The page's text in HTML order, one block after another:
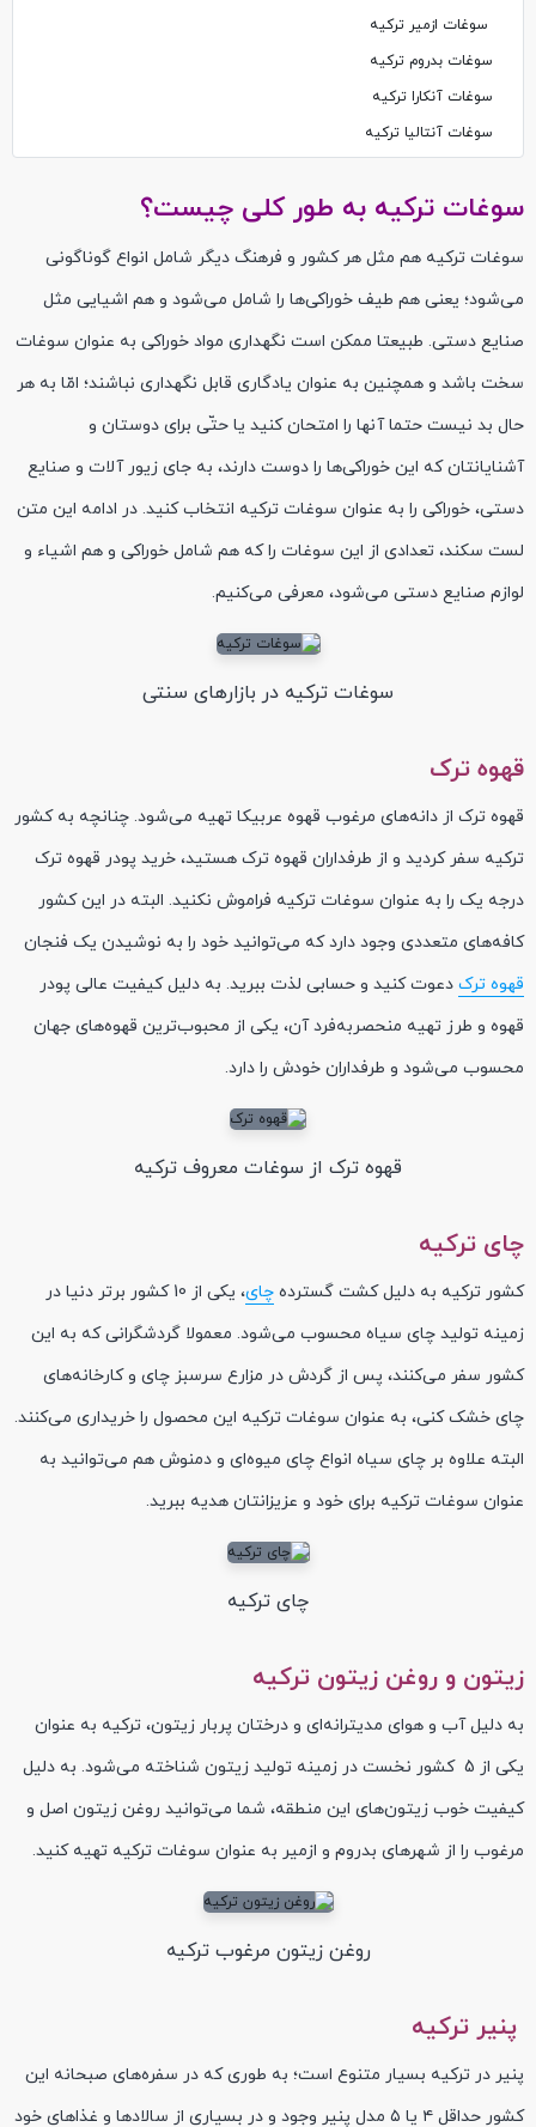
سوغات ازمیر ترکیه
سوغات بدروم ترکیه
سوغات آنکارا ترکیه
سوغات آنتالیا ترکیه
سوغات ترکیه به طور کلی چیست؟
سوغات ترکیه هم مثل هر کشور و فرهنگ دیگر شامل انواع گوناگونی
می‌شود؛ یعنی هم طیف خوراکی‌ها را شامل می‌شود و هم اشیایی مثل
صنایع دستی. طبیعتا ممکن است نگهداری مواد خوراکی به عنوان سوغات
سخت باشد و همچنین به عنوان یادگاری قابل نگهداری نباشند؛ امّا به هر
حال بد نیست حتما آنها را امتحان کنید یا حتّی برای دوستان و
آشنایانتان که این خوراکی‌ها را دوست دارند، به جای زیور آلات و صنایع
دستی، خوراکی را به عنوان سوغات ترکیه انتخاب کنید. در ادامه این متن
لست سکند، تعدادی از این سوغات را که هم شامل خوراکی و هم اشیاء و
لوازم صنایع دستی می‌شود، معرفی می‌کنیم.
سوغات ترکیه در بازارهای سنتی
قهوه ترک
قهوه ترک از دانه‌های مرغوب قهوه عربیکا تهیه می‌شود. چنانچه به کشور
ترکیه سفر کردید و از طرفداران قهوه ترک هستید، خرید پودر قهوه ترک
درجه یک را به عنوان سوغات ترکیه فراموش نکنید. البته در این کشور
کافه‌های متعددی وجود دارد که می‌توانید خود را به نوشیدن یک فنجان
قهوه ترک دعوت کنید و حسابی لذت ببرید. به دلیل کیفیت عالی پودر
قهوه و طرز تهیه منحصر‌به‌فرد آن، یکی از محبوب‌ترین قهوه‌های جهان
محسوب می‌شود و طرفداران خودش را دارد.
قهوه ترک از سوغات معروف ترکیه
چای ترکیه
کشور ترکیه به دلیل کشت گسترده چای
، یکی از 10 کشور برتر دنیا در
زمینه تولید چای سیاه محسوب می‌شود. معمولا گردشگرانی که به این
کشور سفر می‌کنند، پس از گردش در مزارع سرسبز چای و کارخانه‌های
چای خشک کنی، به عنوان سوغات ترکیه این محصول را خریداری می‌کنند.
البته علاوه بر چای سیاه انواع چای میوه‌ای و دمنوش هم می‌توانید به
عنوان سوغات ترکیه برای خود و عزیزانتان هدیه ببرید.
چای ترکیه
زیتون و روغن زیتون ترکیه
به دلیل آب و هوای مدیترانه‌ای و درختان پربار زیتون، ترکیه به عنوان
یکی از 5 کشور نخست در زمینه تولید زیتون شناخته می‌شود. به دلیل
کیفیت خوب زیتون‌‌های این منطقه، شما می‌توانید روغن زیتون اصل و
مرغوب را از شهرهای بدروم و ازمیر به عنوان سوغات ترکیه تهیه کنید.
روغن زیتون مرغوب ترکیه
پنیر ترکیه
پنیر در ترکیه بسیار متنوع است؛ به طوری که در سفره‌‌های صبحانه این
کشور حداقل ۴ یا ۵ مدل پنیر وجود و در بسیاری از سالادها و غذاهای خود